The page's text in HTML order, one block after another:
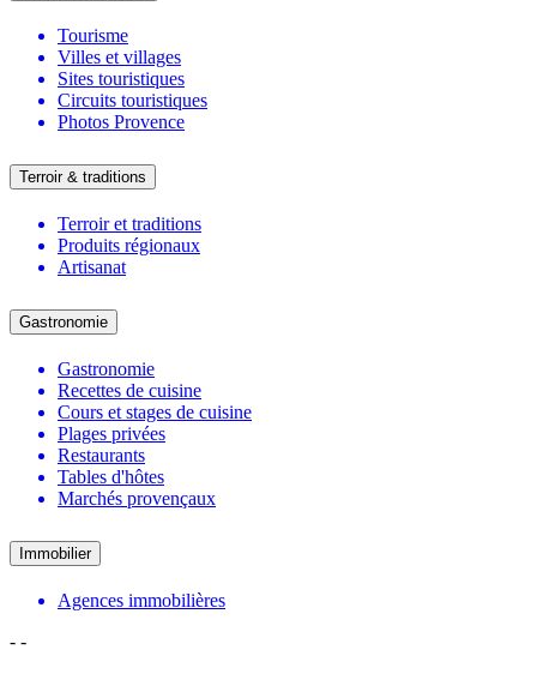
Tourisme
Villes et villages
Sites touristiques
Circuits touristiques
Photos Provence
Terroir & traditions
Terroir et traditions
Produits régionaux
Artisanat
Gastronomie
Gastronomie
Recettes de cuisine
Cours et stages de cuisine
Plages privées
Restaurants
Tables d'hôtes
Marchés provençaux
Immobilier
Agences immobilières
- -